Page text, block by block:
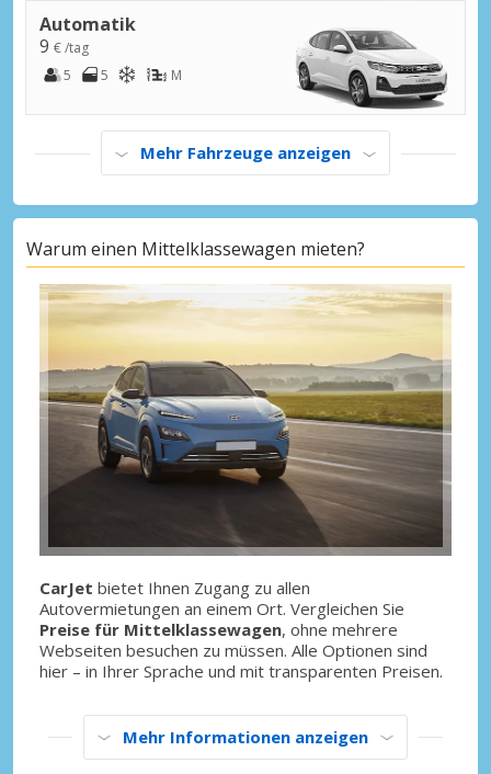
Automatik
9 € /tag
5
5 M
Mehr Fahrzeuge anzeigen
Warum einen Mittelklassewagen mieten?
CarJet bietet Ihnen Zugang zu allen
Autovermietungen an einem Ort. Vergleichen Sie
Preise für Mittelklassewagen, ohne mehrere
Webseiten besuchen zu müssen. Alle Optionen sind
hier – in Ihrer Sprache und mit transparenten Preisen.
Mehr Informationen anzeigen